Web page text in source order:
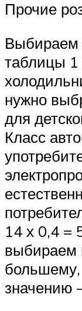
Прочие
Выбираем
таблицы 1
нужно
для
Класс
14 х 0,4 =
выбираем
большему,
значению